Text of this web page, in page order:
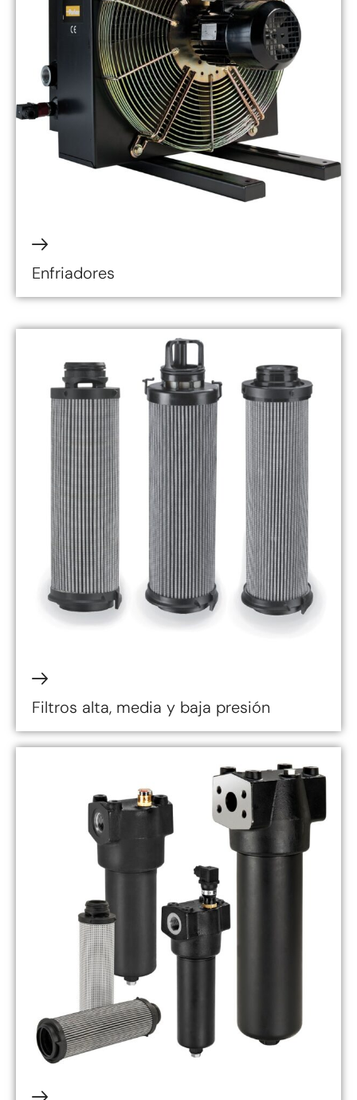
Enfriadores
Filtros alta, media y baja presión